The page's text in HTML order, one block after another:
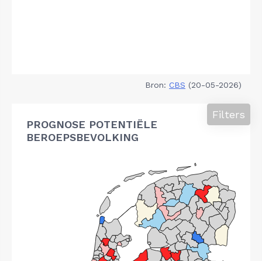
Bron: CBS (20-05-2026)
PROGNOSE POTENTIËLE
BEROEPSBEVOLKING
Filters